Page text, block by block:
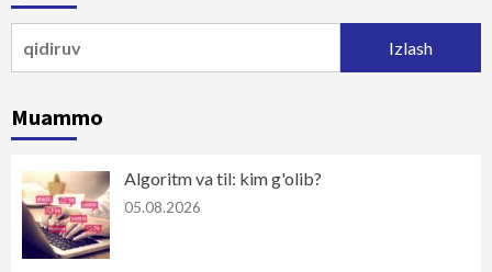
Muammo
Algoritm va til: kim g'olib?
05.08.2026